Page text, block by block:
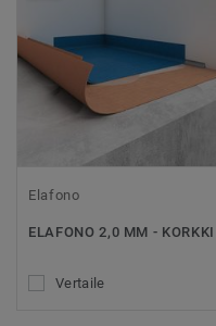
Elafono
ELAFONO 2,0 MM - KORKKI
Vertaile